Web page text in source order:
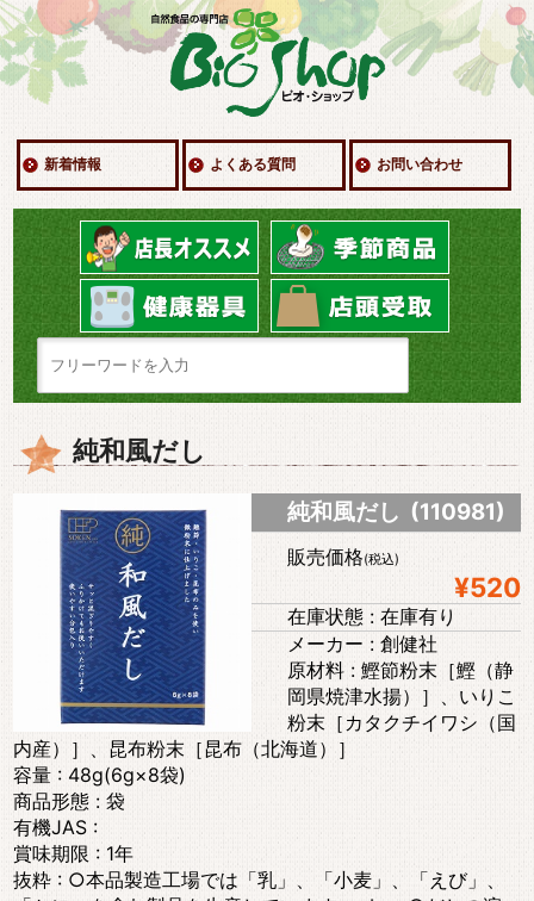
新着情報 よくある質問 お問い合わせ
純和風だし
純和風だし (110981)
販売価格(税込)
¥520
在庫状態 : 在庫有り
メーカー : 創健社
原材料 : 鰹節粉末［鰹（静
岡県焼津水揚）］、いりこ
粉末［カタクチイワシ（国
内産）］、昆布粉末［昆布（北海道）］
容量 : 48g(6g×8袋)
商品形態 : 袋
有機JAS :
賞味期限 : 1年
抜粋 : ○本品製造工場では「乳」、「小麦」、「えび」、